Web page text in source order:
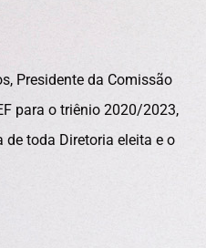
Presidente da Comissão
para o triênio 2020/2023,
toda Diretoria eleita e o